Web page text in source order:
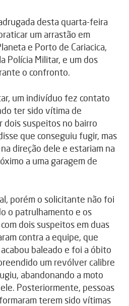
desta quarta-feira
um arrastão em
e Porto de Cariacica,
Polícia Militar, e um dos
o confronto.
um indivíduo fez contato
ter sido vítima de
suspeitos no bairro
que conseguiu fugir, mas
direção dele e estariam na
a uma garagem de
porém o solicitante não foi
o patrulhamento e os
dois suspeitos em duas
contra a equipe, que
baleado e foi a óbito
um revólver calibre
abandonando a moto
Posteriormente, pessoas
terem sido vítimas